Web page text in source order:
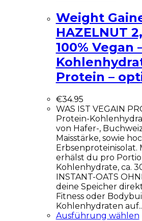
Weight
HAZELNUT
100% Vegan
Protein –
€34.95
WAS IST VEGAIN
Protein-
von Hafer-,
Maisstärke, sowie
Erbsenproteinisolat.
erhälst du pro
Kohlenhydrate, ca.
INSTANT-OATS
deine Speicher
Fitness oder
Kohlenhydraten
Ausführung wählen